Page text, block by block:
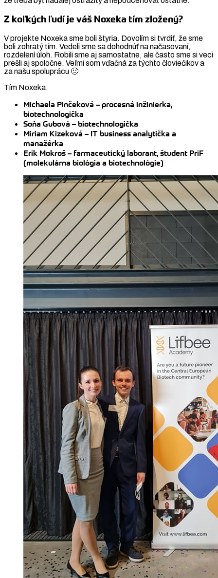
Z koľkých ľudí je váš Noxeka tím zložený?
V projekte Noxeka sme boli štyria. Dovolím si tvrdiť, že sme
boli zohratý tím. Vedeli sme sa dohodnúť na načasovaní,
rozdelení úloh. Robili sme aj samostatne, ale často sme si veci
prešli aj spoločne. Veľmi som vďačná za týchto človiečikov a
za našu spoluprácu 🙂
Tím Noxeka:
Michaela Pinčeková – procesná inžinierka,
biotechnologička
Soňa Gubová – biotechnologička
Miriam Kizeková – IT business analytička a
manažérka
Erik Mokroš – farmaceutický laborant, študent PriF
(molekulárna biológia a biotechnológie)